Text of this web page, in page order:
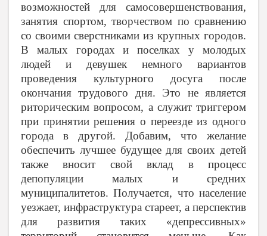
возможностей для самосовершенствования,
занятия спортом, творчеством по сравнению
со своими сверстниками из крупных городов.
В малых городах и поселках у молодых
людей и девушек немного вариантов
проведения культурного досуга после
окончания трудового дня. Это не является
риторическим вопросом, а служит триггером
при принятии решения о переезде из одного
города в другой. Добавим, что желание
обеспечить лучшее будущее для своих детей
также вносит свой вклад в процесс
депопуляции малых и средних
муниципалитетов. Получается, что население
уезжает, инфраструктура стареет, а перспектив
для развития таких «депрессивных»